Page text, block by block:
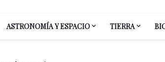
ASTRONOMÍA Y ESPACIO TIERRA